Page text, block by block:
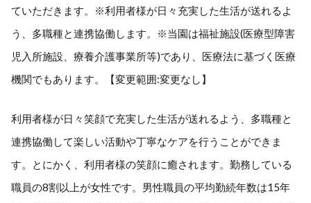
ていただきます。※利用者様が日々充実した生活が送れるよ
う、多職種と連携協働します。※当園は福祉施設(医療型障害
児入所施設、療養介護事業所等)であり、医療法に基づく医療
機関でもあります。【変更範囲:変更なし】
利用者様が日々笑顔で充実した生活が送れるよう、多職種と
連携協働して楽しい活動や丁寧なケアを行うことができま
す。とにかく、利用者様の笑顔に癒されます。勤務している
職員の8割以上が女性です。男性職員の平均勤続年数は15年